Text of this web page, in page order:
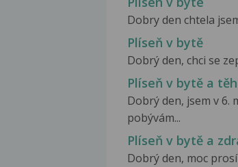
Dobry den chtela
Plíseň v bytě
Dobrý den, chci se
Plíseň v bytě a
Dobrý den, jsem v 6.
pobývám...
Plíseň v bytě a
Dobrý den, moc